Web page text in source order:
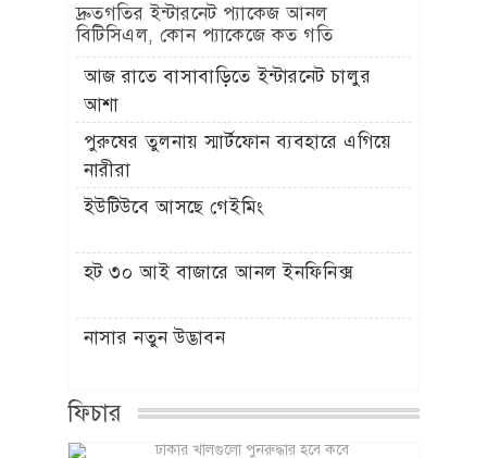
দ্রুতগতির ইন্টারনেট প্যাকেজ আনল
বিটিসিএল, কোন প্যাকেজে কত গতি
আজ রাতে বাসাবাড়িতে ইন্টারনেট চালুর
আশা
পুরুষের তুলনায় স্মার্টফোন ব্যবহারে এগিয়ে
নারীরা
ইউটিউবে আসছে গেইমিং
হট ৩০ আই বাজারে আনল ইনফিনিক্স
নাসার নতুন উদ্ভাবন
ফিচার